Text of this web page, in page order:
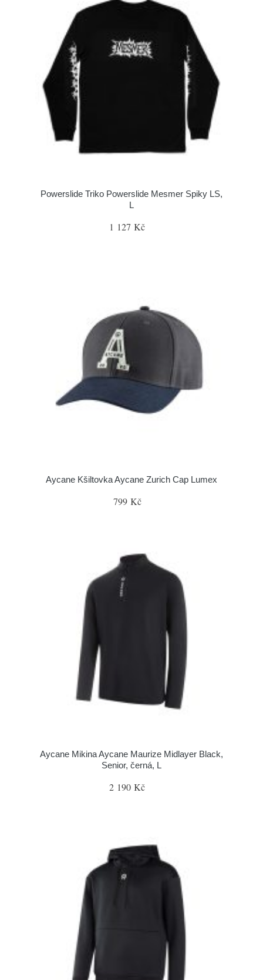
Powerslide Triko Powerslide Mesmer Spiky LS,
L
1 127 Kč
Aycane Kšiltovka Aycane Zurich Cap Lumex
799 Kč
Aycane Mikina Aycane Maurize Midlayer Black,
Senior, černá, L
2 190 Kč